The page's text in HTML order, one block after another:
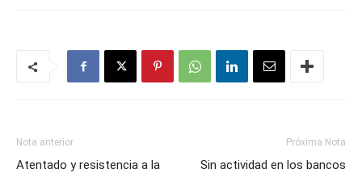
Nota anterior
Atentado y resistencia a la
Próxima Nota
Sin actividad en los bancos